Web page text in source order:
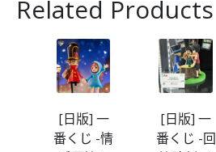
Related Products
[日版] 一
番くじ -情
[日版] 一
番くじ -回